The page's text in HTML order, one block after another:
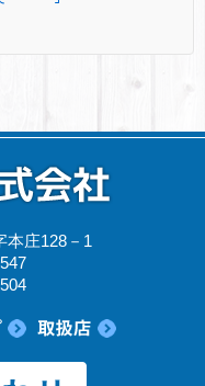
本庄128－1